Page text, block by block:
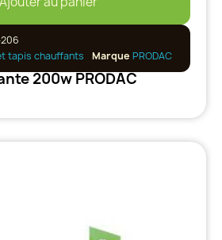
tapis chauffants Marque PRODAC
200w PRODAC